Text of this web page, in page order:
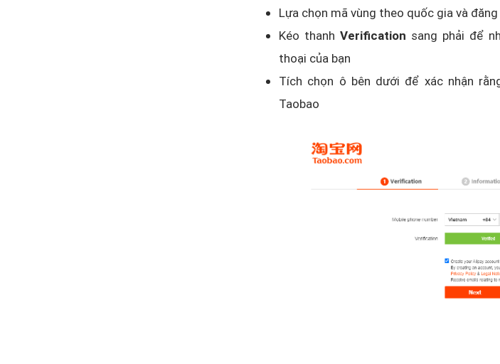
Lựa chọn mã vùng theo quốc gia và
Kéo thanh Verification sang phải để
thoại của bạn
Tích chọn ô bên dưới để xác nhận
Taobao